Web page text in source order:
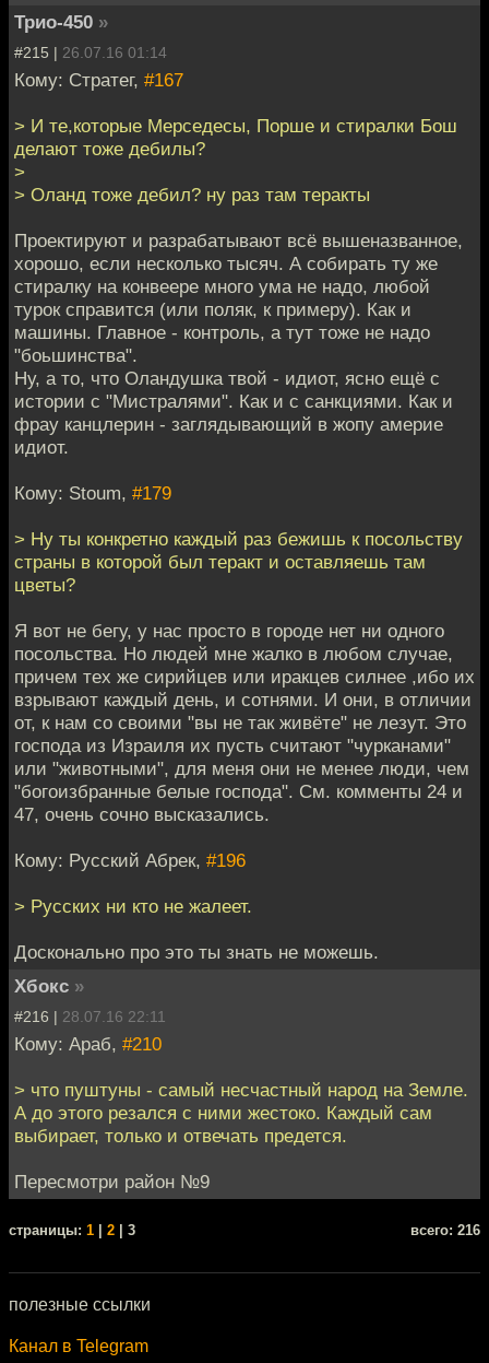
Трио-450 »
#215 | 26.07.16 01:14
Кому: Стратег, #167
> И те,которые Мерседесы, Порше и стиралки Бош
делают тоже дебилы?
>
> Оланд тоже дебил? ну раз там теракты
Проектируют и разрабатывают всё вышеназванное,
хорошо, если несколько тысяч. А собирать ту же
стиралку на конвеере много ума не надо, любой
турок справится (или поляк, к примеру). Как и
машины. Главное - контроль, а тут тоже не надо
"боьшинства".
Ну, а то, что Оландушка твой - идиот, ясно ещё с
истории с "Мистралями". Как и с санкциями. Как и
фрау канцлерин - заглядывающий в жопу америе
идиот.
Кому: Stoum, #179
> Ну ты конкретно каждый раз бежишь к посольству
страны в которой был теракт и оставляешь там
цветы?
Я вот не бегу, у нас просто в городе нет ни одного
посольства. Но людей мне жалко в любом случае,
причем тех же сирийцев или иракцев силнее ,ибо их
взрывают каждый день, и сотнями. И они, в отличии
от, к нам со своими "вы не так живёте" не лезут. Это
господа из Израиля их пусть считают "чурканами"
или "животными", для меня они не менее люди, чем
"богоизбранные белые господа". См. комменты 24 и
47, очень сочно высказались.
Кому: Русский Абрек, #196
> Русских ни кто не жалеет.
Досконально про это ты знать не можешь.
Хбокс »
#216 | 28.07.16 22:11
Кому: Араб, #210
> что пуштуны - самый несчастный народ на Земле.
А до этого резался с ними жестоко. Каждый сам
выбирает, только и отвечать предется.
Пересмотри район №9
cтраницы: 1 2 | 3 всего: 216
полезные ссылки
Канал в Telegram